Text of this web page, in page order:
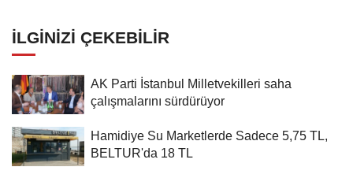
İLGINIZI ÇEKEBILIR
AK Parti İstanbul Milletvekilleri saha
çalışmalarını sürdürüyor
Hamidiye Su Marketlerde Sadece 5,75 TL,
BELTUR'da 18 TL